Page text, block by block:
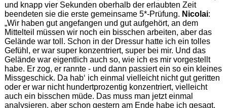
und knapp vier Sekunden oberhalb der erlaubten Zeit
beendeten sie die erste gemeinsame 5*-Prüfung. Nicolai:
„Wir haben gut angefangen und gut aufgehört, an dem
Mittelteil müssen wir noch ein bisschen arbeiten, aber das
Gelände war toll. Schon in der Dressur hatte ich ein tolles
Gefühl, er war super konzentriert, super bei mir. Und das
Gelände war eigentlich auch so, wie ich es mir vorgestellt
habe. Er zog, er rannte - und dann passiert ein so ein kleines
Missgeschick. Da hab‘ ich einmal vielleicht nicht gut geritten
oder er war nicht hundertprozentig konzentriert, vielleicht
auch ein bisschen müde. Das muss man jetzt einmal
analysieren, aber schon gestern am Ende habe ich gesagt,